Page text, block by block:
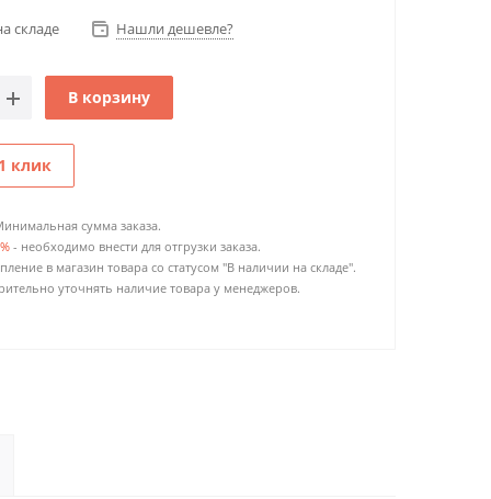
складе Нашли дешевле?
В корзину
клик
сумма заказа.
- необходимо внести для отгрузки заказа.
в магазин товара со статусом "В наличии на складе".
уточнять наличие товара у менеджеров.